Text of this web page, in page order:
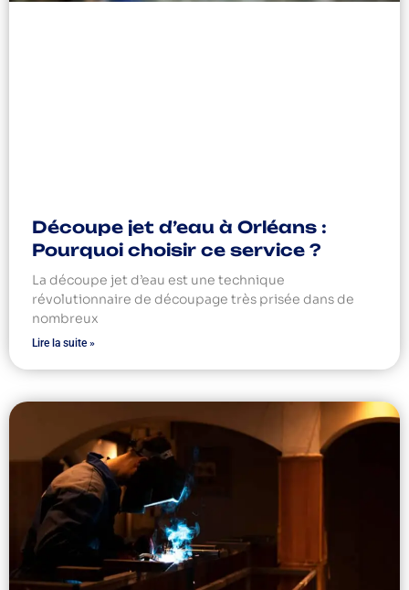
Découpe jet d’eau à Orléans :
Pourquoi choisir ce service ?
La découpe jet d’eau est une technique
révolutionnaire de découpage très prisée dans de
nombreux
Lire la suite »